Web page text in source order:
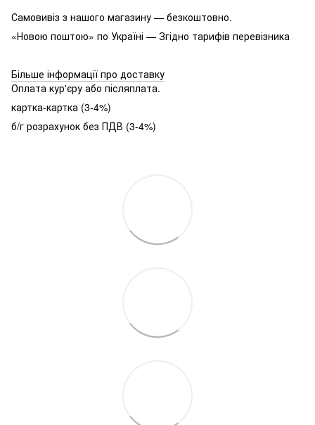
Самовивіз з нашого магазину — безкоштовно.
«Новою поштою» по Україні — Згідно тарифів перевізника
Більше інформації про доставку
Оплата кур'єру або післяплата.
картка-картка (3-4%)
б/г розрахунок без ПДВ (3-4%)